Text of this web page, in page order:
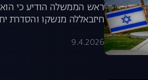
ראש הממשלה הודיע כי
חיזבאללה מנשקו והסדרת
9.4.2026